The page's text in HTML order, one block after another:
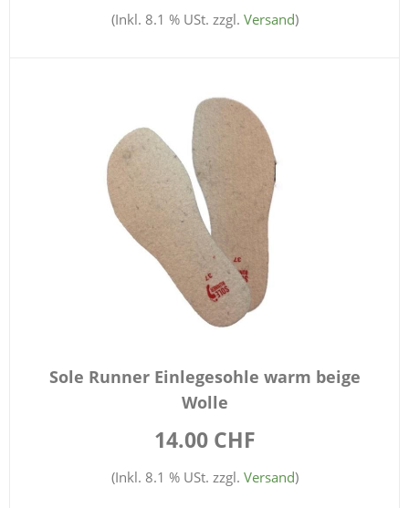
(Inkl. 8.1 % USt. zzgl. Versand)
Sole Runner Einlegesohle warm beige
Wolle
14.00 CHF
(Inkl. 8.1 % USt. zzgl. Versand)